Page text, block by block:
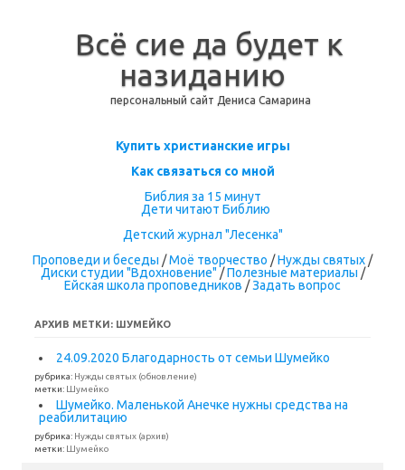
Всё сие да будет к
назиданию
персональный сайт Дениса Самарина
Перейти к содержимому
Купить христианские игры
Как связаться со мной
Библия за 15 минут
Дети читают Библию
Детский журнал "Лесенка"
Проповеди и беседы /Моё творчество /Нужды святых /
Диски студии "Вдохновение" /Полезные материалы /
Ейская школа проповедников /Задать вопрос
АРХИВ МЕТКИ: ШУМЕЙКО
24.09.2020 Благодарность от семьи Шумейко
рубрика: Нужды святых (обновление)
метки: Шумейко
Шумейко. Маленькой Анечке нужны средства на
реабилитацию
рубрика: Нужды святых (архив)
метки: Шумейко